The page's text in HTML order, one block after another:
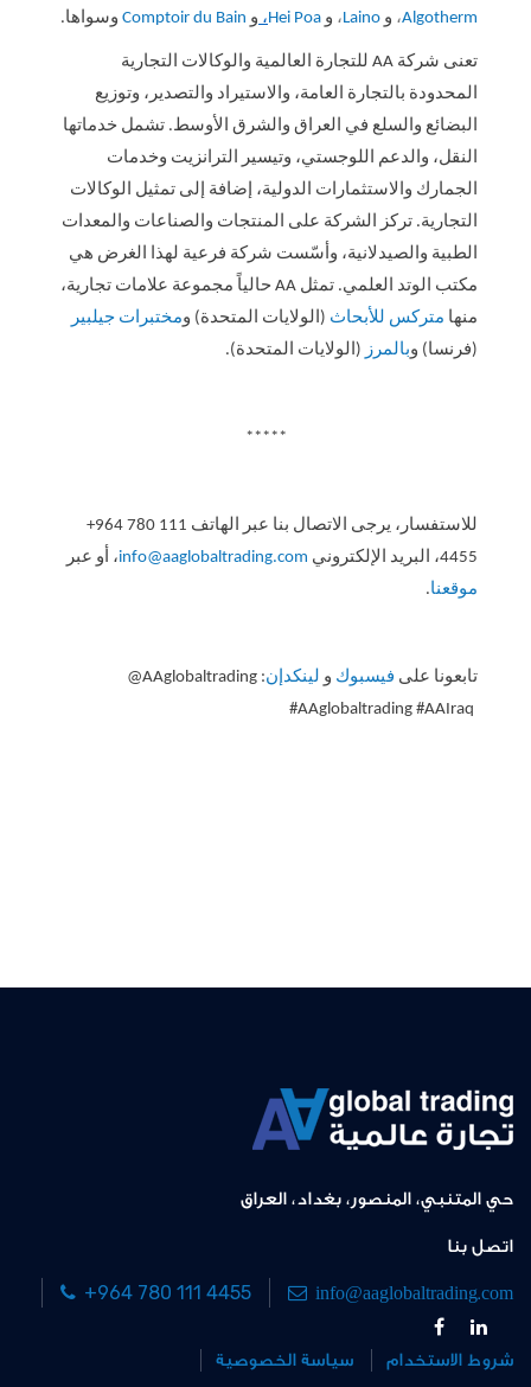
Algotherm، و Laino، و Hei Poa، و Comptoir du Bain وسواها.
تعنى شركة AA للتجارة العالمية والوكالات التجارية
المحدودة بالتجارة العامة، والاستيراد والتصدير، وتوزيع
البضائع والسلع في العراق والشرق الأوسط. تشمل خدماتها
النقل، والدعم اللوجستي، وتيسير الترانزيت وخدمات
الجمارك والاستثمارات الدولية، إضافة إلى تمثيل الوكالات
التجارية. تركز الشركة على المنتجات والصناعات والمعدات
الطبية والصيدلانية، وأسّست شركة فرعية لهذا الغرض هي
مكتب الوتد العلمي. تمثل AA حالياً مجموعة علامات تجارية،
منها متركس للأبحاث (الولايات المتحدة) ومختبرات جيلبير
(فرنسا) وبالمرز (الولايات المتحدة).
*****
للاستفسار، يرجى الاتصال بنا عبر الهاتف +964 780 111
4455، البريد الإلكتروني info@aaglobaltrading.com، أو عبر
موقعنا.
تابعونا على فيسبوك و لينكدإن:
@AAglobaltrading
#AAglobaltrading #AAIraq
حي المتنبي، المنصور، بغداد، العراق
اتصل بنا
+964 780 111 4455 info@aaglobaltrading.com
سياسة الخصوصية شروط الاستخدام